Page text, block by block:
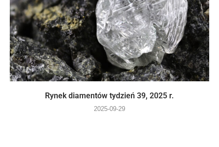
Rynek diamentów tydzień 39, 2025 r.
2025-09-29